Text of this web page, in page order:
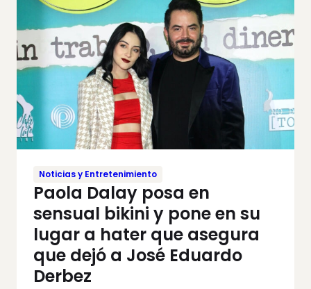
Noticias y Entretenimiento
Paola Dalay posa en
sensual bikini y pone en su
lugar a hater que asegura
que dejó a José Eduardo
Derbez